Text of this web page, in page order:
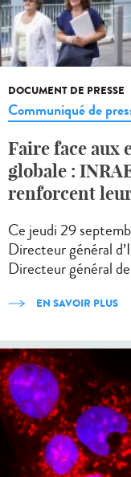
DOCUMENT DE PRESSE
Communiqué de
Faire face aux
globale :
renforcent
Ce jeudi 29
Directeur général
Directeur général
EN SAVOIR PLUS